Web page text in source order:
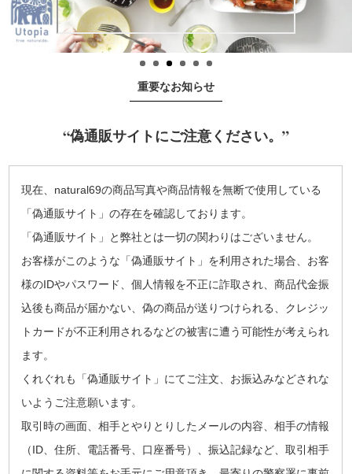
重要なお知らせ
“偽通販サイトにご注意ください。”
現在、natural69の商品写真や商品情報を無断で使用している
「偽通販サイト」の存在を確認しております。
「偽通販サイト」と弊社とは一切の関わりはございません。
お客様がこのような「偽通販サイト」を利用された場合、お客
様のIDやパスワード、個人情報を不正に詐取され、商品代金振
込後も商品が届かない、偽の商品が送りつけられる、クレジッ
トカードが不正利用されるなどの被害に遭う可能性が考えられ
ます。
くれぐれも「偽通販サイト」にてご注文、お振込みなどされな
いようご注意願います。
取引時の画面、相手とやりとりしたメールの内容、相手の情報
（ID、住所、電話番号、口座番号）、振込記録など、取引相手